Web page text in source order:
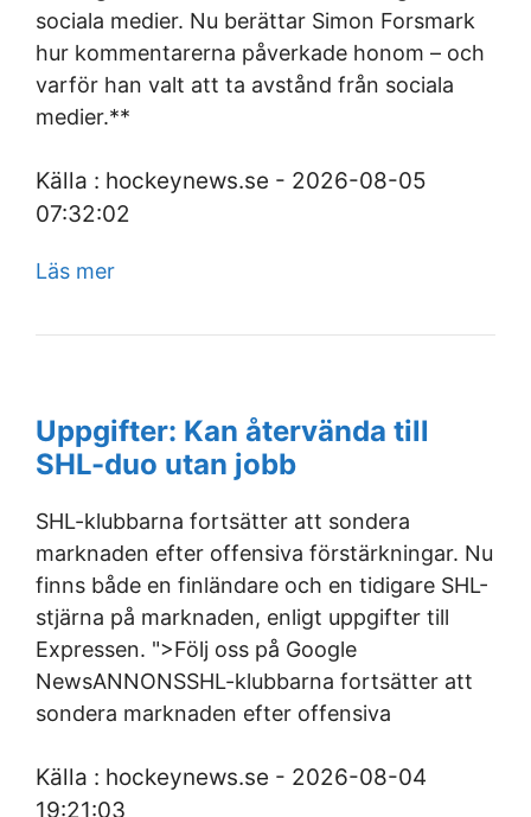
sociala medier. Nu berättar Simon Forsmark
hur kommentarerna påverkade honom – och
varför han valt att ta avstånd från sociala
medier.**
Källa : hockeynews.se - 2026-08-05
07:32:02
Läs mer
Uppgifter: Kan återvända till
SHL-duo utan jobb
SHL-klubbarna fortsätter att sondera
marknaden efter offensiva förstärkningar. Nu
finns både en finländare och en tidigare SHL-
stjärna på marknaden, enligt uppgifter till
Expressen. ">Följ oss på Google
NewsANNONSSHL-klubbarna fortsätter att
sondera marknaden efter offensiva
Källa : hockeynews.se - 2026-08-04
19:21:03